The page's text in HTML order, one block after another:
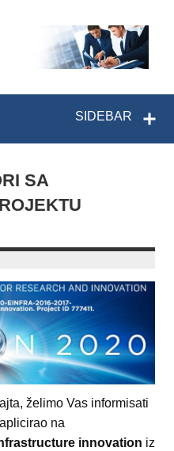
SIDEBAR
SA
želimo Vas informisati
na
innovation iz